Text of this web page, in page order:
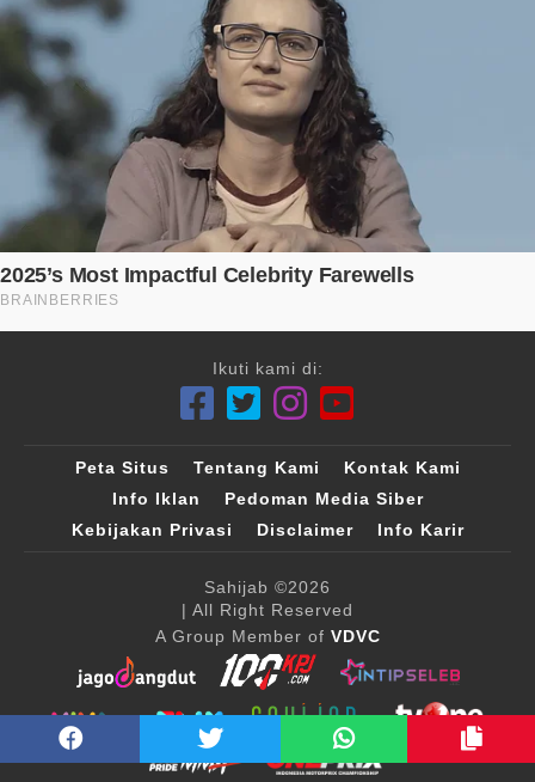
Ikuti kami di:
Peta Situs Tentang Kami
Kontak Kami
Info Iklan
Pedoman Media Siber
Kebijakan Privasi
Disclaimer Info Karir
Sahijab ©2026
| All Right Reserved
A Group Member of VDVC